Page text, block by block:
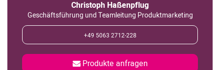
Christoph Haßenpflug
Geschäftsführung und Teamleitung Produktmarketing
+49 5063 2712-228
Produkte anfragen
Steckverbinder
Widerstände